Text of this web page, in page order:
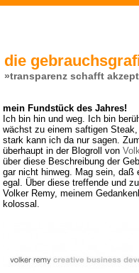
die
»transparenz schafft
mein Fundstück des Jahres!
Ich bin hin und weg. Ich bin
wächst zu einem saftigen
stark kann ich da nur sagen.
überhaupt in der Blogroll von
über diese Beschreibung der
gar nicht hinweg. Mag sein,
egal. Über diese treffende und
Volker Remy, meinem
kolossal.